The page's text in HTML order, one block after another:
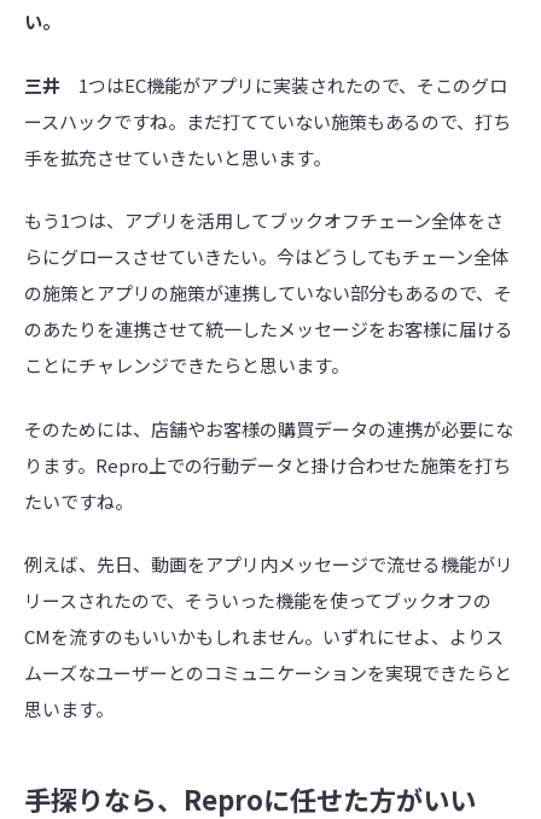
い。
三井 1つはEC機能がアプリに実装されたので、そこのグロ
ースハックですね。まだ打てていない施策もあるので、打ち
手を拡充させていきたいと思います。
もう1つは、アプリを活用してブックオフチェーン全体をさ
らにグロースさせていきたい。今はどうしてもチェーン全体
の施策とアプリの施策が連携していない部分もあるので、そ
のあたりを連携させて統一したメッセージをお客様に届ける
ことにチャレンジできたらと思います。
そのためには、店舗やお客様の購買データの連携が必要にな
ります。Repro上での行動データと掛け合わせた施策を打ち
たいですね。
例えば、先日、動画をアプリ内メッセージで流せる機能がリ
リースされたので、そういった機能を使ってブックオフの
CMを流すのもいいかもしれません。いずれにせよ、よりス
ムーズなユーザーとのコミュニケーションを実現できたらと
思います。
手探りなら、Reproに任せた方がいい